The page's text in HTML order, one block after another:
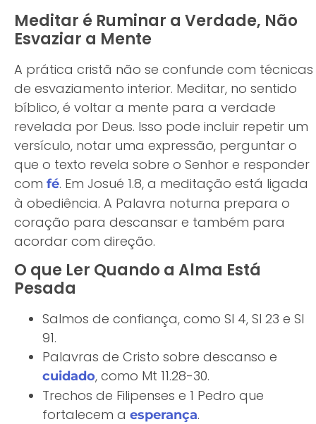
Meditar é Ruminar a Verdade, Não
Esvaziar a Mente
A prática cristã não se confunde com técnicas
de esvaziamento interior. Meditar, no sentido
bíblico, é voltar a mente para a verdade
revelada por Deus. Isso pode incluir repetir um
versículo, notar uma expressão, perguntar o
que o texto revela sobre o Senhor e responder
com fé. Em Josué 1.8, a meditação está ligada
à obediência. A Palavra noturna prepara o
coração para descansar e também para
acordar com direção.
O que Ler Quando a Alma Está
Pesada
Salmos de confiança, como Sl 4, Sl 23 e Sl
91.
Palavras de Cristo sobre descanso e
cuidado, como Mt 11.28-30.
Trechos de Filipenses e 1 Pedro que
fortalecem a esperança.